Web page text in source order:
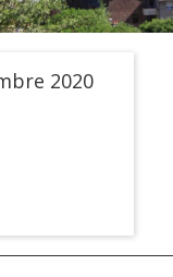
2020